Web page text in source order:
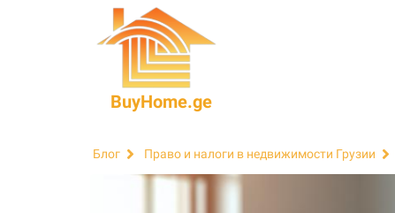
BuyHome.ge
Блог Право и налоги в недвижимости Грузии